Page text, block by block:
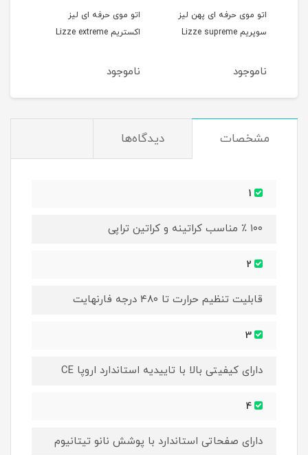
اتو موی حرفه ای پهن لیز
سوپریم Lizze supreme
ناموجود
اتو موی حرفه ای لیز
اکستریم Lizze extreme
ناموجود
مشخصات دیدگاه‌ها
۱۰۰ ٪ مناسب کراتینه و کراتین تراپی
قابلیت تنظیم حرارت تا ۴۸۰ درجه فارنهایت
دارای کیفیتی بالا با تاییدیه استاندارد اروپا CE
دارای صفحاتی استاندارد با پوشش نانو تیتانیوم